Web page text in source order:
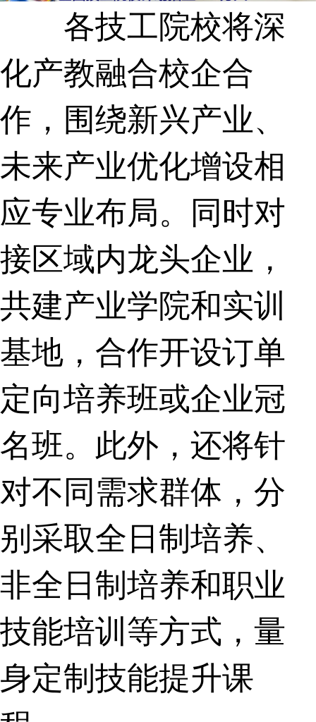
各技工院校将深
化产教融合校企合
作，围绕新兴产业、
未来产业优化增设相
应专业布局。同时对
接区域内龙头企业，
共建产业学院和实训
基地，合作开设订单
定向培养班或企业冠
名班。此外，还将针
对不同需求群体，分
别采取全日制培养、
非全日制培养和职业
技能培训等方式，量
身定制技能提升课